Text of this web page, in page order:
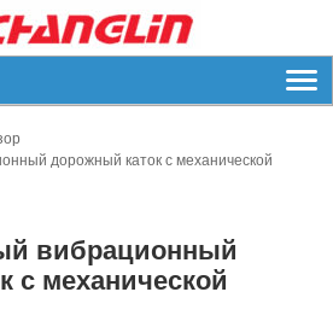
дорожный каток с механической
вибрационный
с механической